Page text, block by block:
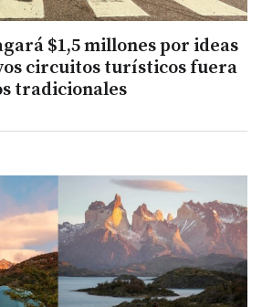
$1,5 millones por ideas
circuitos turísticos fuera
tradicionales